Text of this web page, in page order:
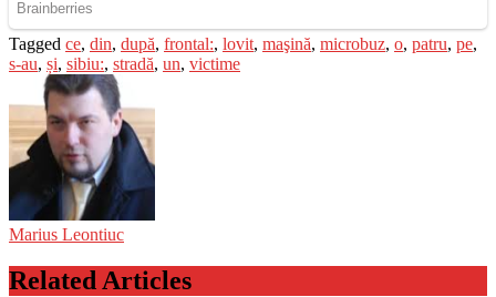
Tagged ce, din, după, frontal:, lovit, maşină, microbuz, o, patru, pe,
s-au, și, sibiu:, stradă, un, victime
Marius Leontiuc
Related Articles